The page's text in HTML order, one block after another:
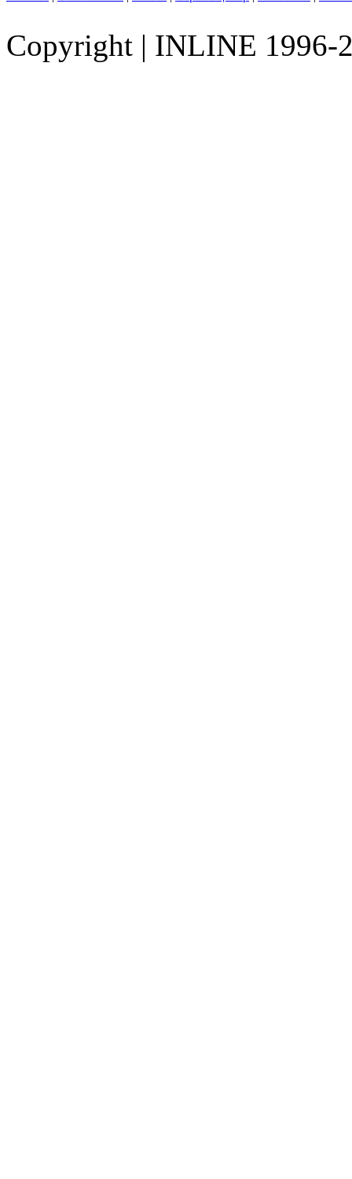
Copyright | INLINE 1996-